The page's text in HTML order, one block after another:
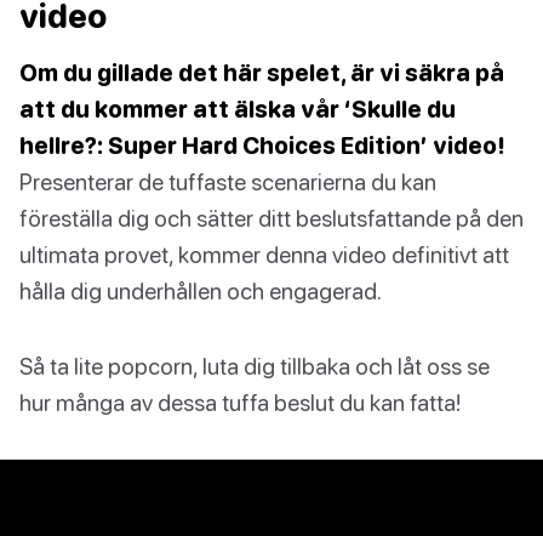
video
Om du gillade det här spelet, är vi säkra på
att du kommer att älska vår ‘Skulle du
hellre?: Super Hard Choices Edition’ video!
Presenterar de tuffaste scenarierna du kan
föreställa dig och sätter ditt beslutsfattande på den
ultimata provet, kommer denna video definitivt att
hålla dig underhållen och engagerad.
Så ta lite popcorn, luta dig tillbaka och låt oss se
hur många av dessa tuffa beslut du kan fatta!